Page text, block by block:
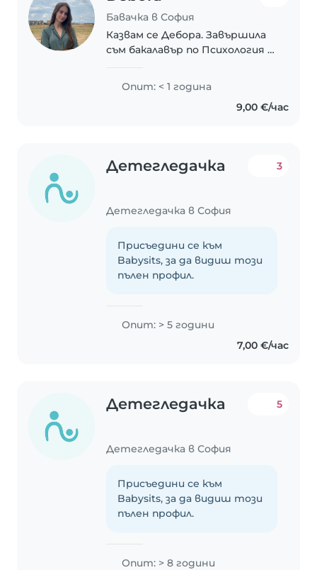
Бавачка в София
Казвам се Дебора. Завършила
съм бакалавър по Психология и
магистратура по Клинична
Опит: < 1 година
9,00 €/час
Детегледачка
Детегледачка в София
3
Присъедини се към
Babysits, за да видиш този
пълен профил.
Опит: > 5 години
7,00 €/час
Детегледачка
Детегледачка в София
5
Присъедини се към
Babysits, за да видиш този
пълен профил.
Опит: > 8 години